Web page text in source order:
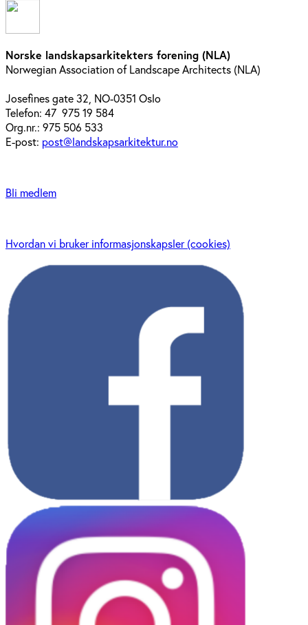
Norske landskapsarkitekters forening (NLA)
Norwegian Association of Landscape Architects (NLA)
Josefines gate 32, NO-0351 Oslo
Telefon: 47 975 19 584
Org.nr.: 975 506 533
E-post: post@landskapsarkitektur.no
Bli medlem
Hvordan vi bruker informasjonskapsler (cookies)